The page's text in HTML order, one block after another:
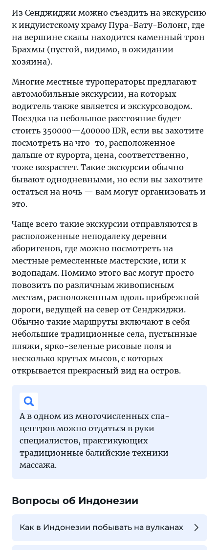
Из Сенджиджи можно съездить на экскурсию
к индуистскому храму Пура-Бату-Болонг, где
на вершине скалы находится каменный трон
Брахмы (пустой, видимо, в ожидании
хозяина).
Многие местные туроператоры предлагают
автомобильные экскурсии, на которых
водитель также является и экскурсоводом.
Поездка на небольшое расстояние будет
стоить 350000—400000 IDR, если вы захотите
посмотреть на что-то, расположенное
дальше от курорта, цена, соответственно,
тоже возрастет. Такие экскурсии обычно
бывают однодневными, но если вы захотите
остаться на ночь — вам могут организовать и
это.
Чаще всего такие экскурсии отправляются в
расположенные неподалеку деревни
аборигенов, где можно посмотреть на
местные ремесленные мастерские, или к
водопадам. Помимо этого вас могут просто
повозить по различным живописным
местам, расположенным вдоль прибрежной
дороги, ведущей на север от Сенджиджи.
Обычно такие маршруты включают в себя
небольшие традиционные села, пустынные
пляжи, ярко-зеленые рисовые поля и
несколько крутых мысов, с которых
открывается прекрасный вид на остров.
А в одном из многочисленных спа-
центров можно отдаться в руки
специалистов, практикующих
традиционные балийские техники
массажа.
Вопросы об Индонезии
Как в Индонезии побывать на вулканах